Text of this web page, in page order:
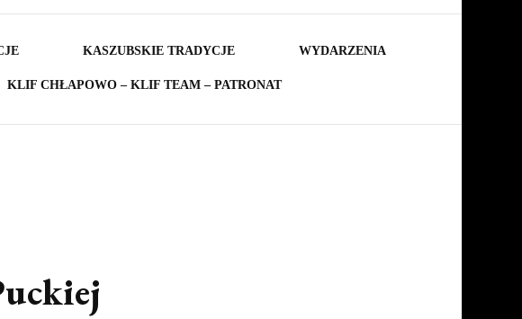
KASZUBSKIE TRADYCJE WYDARZENIA
KLIF CHŁAPOWO – KLIF TEAM – PATRONAT